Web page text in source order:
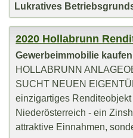
Lukratives
2020 Hollabrunn
Gewerbeimmobilie
HOLLABRUNN
SUCHT NEUEN
einzigartiges
Niederösterreich - ein
attraktive Einnahmen,